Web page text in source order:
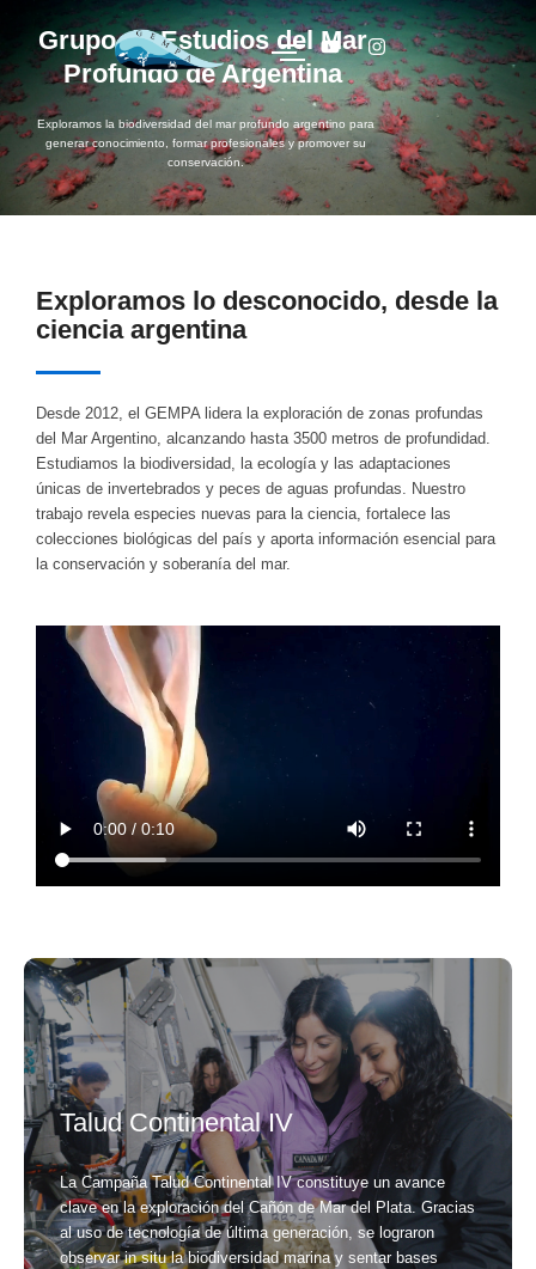
contenido
Y
o
u
t
u
b
e
I
n
s
t
a
g
Grupo de Estudios del Mar
Profundo de Argentina
Exploramos la biodiversidad del mar profundo argentino para
generar conocimiento, formar profesionales y promover su
conservación.
Exploramos lo desconocido, desde la
ciencia argentina
Desde 2012, el GEMPA lidera la exploración de zonas profundas
del Mar Argentino, alcanzando hasta 3500 metros de profundidad.
Estudiamos la biodiversidad, la ecología y las adaptaciones
únicas de invertebrados y peces de aguas profundas. Nuestro
trabajo revela especies nuevas para la ciencia, fortalece las
colecciones biológicas del país y aporta información esencial para
la conservación y soberanía del mar.
Talud Continental IV
La Campaña Talud Continental IV constituye un avance
clave en la exploración del Cañón de Mar del Plata. Gracias
al uso de tecnología de última generación, se lograron
observar in situ la biodiversidad marina y sentar bases